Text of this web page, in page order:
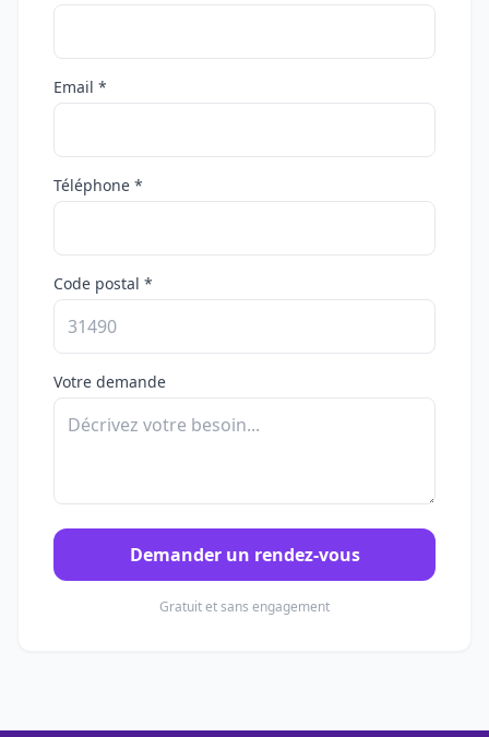
Email *
Téléphone *
Code postal *
Votre demande
Demander un rendez-vous
Gratuit et sans engagement